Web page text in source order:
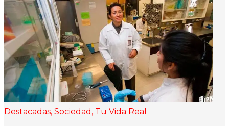
Destacadas, Sociedad , Tu Vida Real